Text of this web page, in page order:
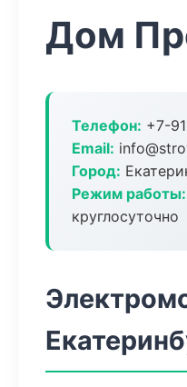
Дом
Телефон: +7-
Email:
Город:
Режим работы:
круглосуточно